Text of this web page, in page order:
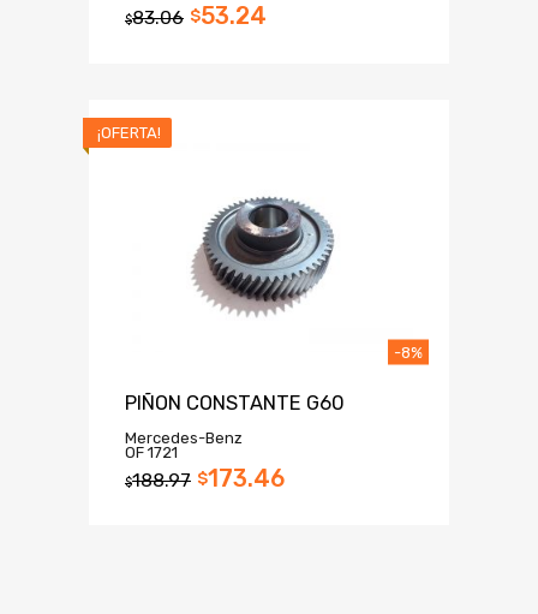
$83.06 $53.24
¡OFERTA!
PIÑON CONSTANTE G60
Mercedes-Benz
OF 1721
$188.97 $173.46
-8%